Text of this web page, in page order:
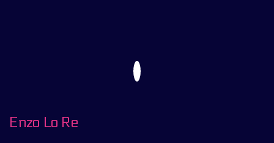
Enzo Lo Re